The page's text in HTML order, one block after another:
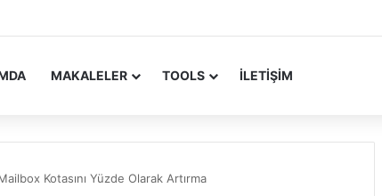
Yayımlandı
MAKALELER TOOLS İLETIŞIM
Kotasını Yüzde Olarak Artırma